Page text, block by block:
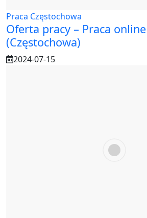
Praca Częstochowa
Oferta pracy – Praca
(Częstochowa)
2024-07-15